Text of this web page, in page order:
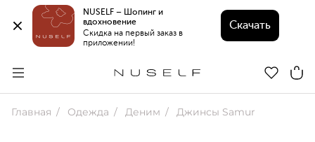
NUSELF – Шопинг и
вдохновение
Скидка на первый заказ в
приложении!
Скачать
Главная Одежда Деним Джинсы Samur